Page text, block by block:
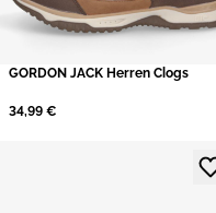
GORDON JACK Herren Clogs
34,99 €